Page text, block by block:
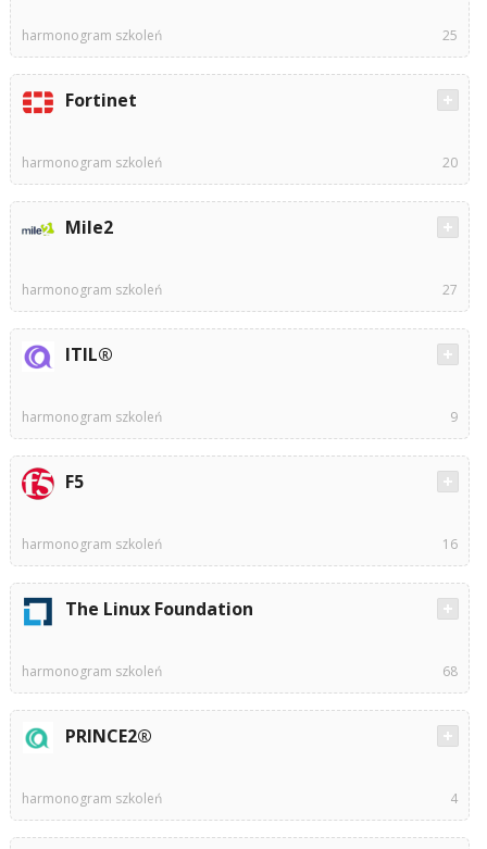
harmonogram szkoleń 25
Fortinet
harmonogram szkoleń 20
Mile2
harmonogram szkoleń 27
ITIL®
harmonogram szkoleń 9
F5
harmonogram szkoleń 16
The Linux Foundation
harmonogram szkoleń 68
PRINCE2®
harmonogram szkoleń 4